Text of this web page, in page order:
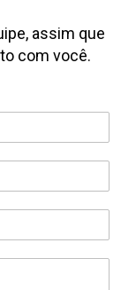
assim que
com você.